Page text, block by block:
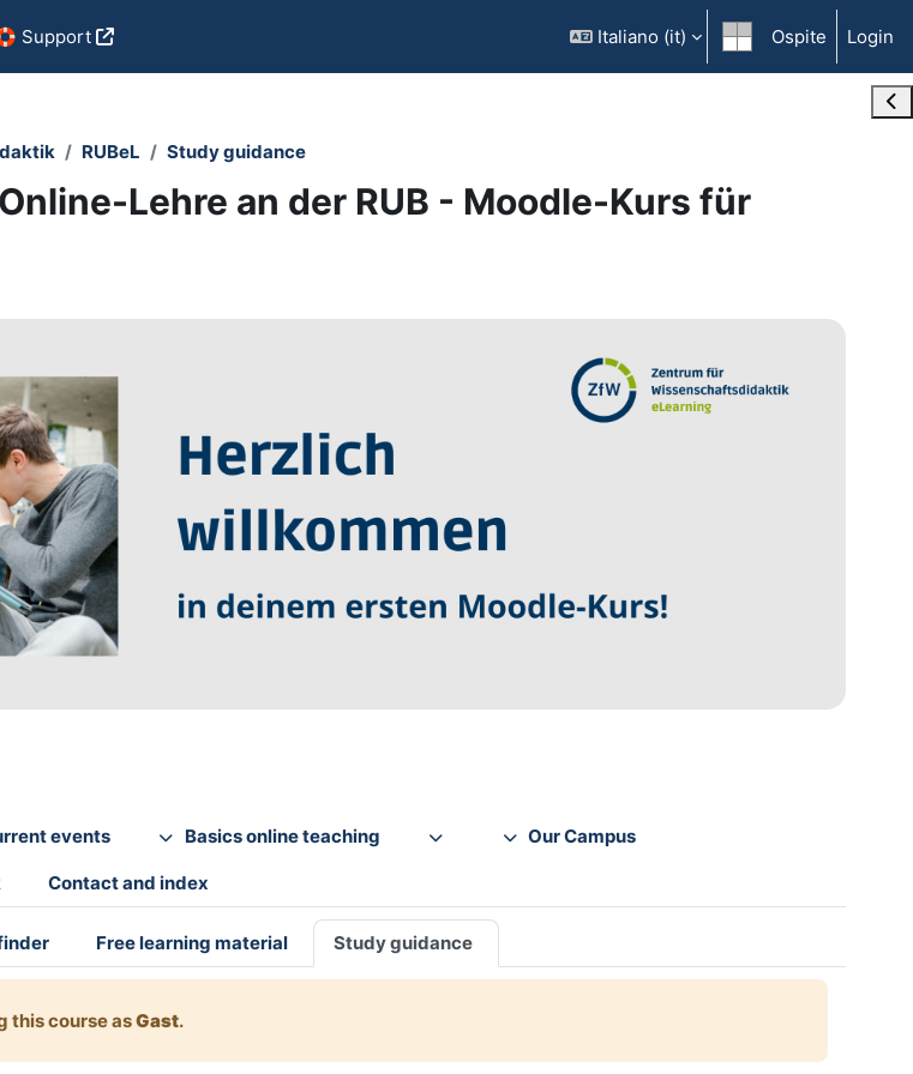
Support Italiano ‎(it)‎ Ospite Login
RUBeL Study guidance
Lehre an der RUB - Moodle-Kurs für
events Basics online teaching Our Campus
Contact and index
Free learning material Study guidance
this course asGast.